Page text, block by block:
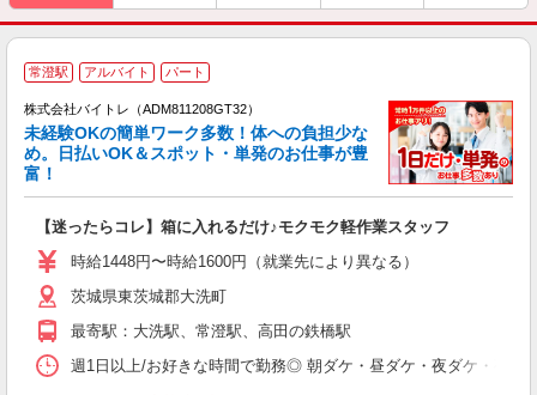
常澄駅 アルバイト パート
株式会社バイトレ（ADM811208GT32）
未経験OKの簡単ワーク多数！体への負担少な
め。日払いOK＆スポット・単発のお仕事が豊
富！
【迷ったらコレ】箱に入れるだけ♪モクモク軽作業スタッフ
時給1448円〜時給1600円（就業先により異なる）
茨城県東茨城郡大洗町
最寄駅：大洗駅、常澄駅、高田の鉄橋駅
週1日以上/お好きな時間で勤務◎ 朝ダケ・昼ダケ・夜ダケ・夜